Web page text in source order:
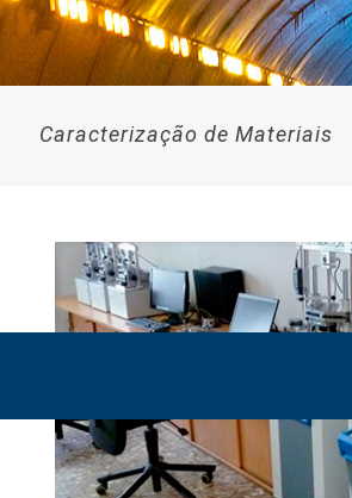
Caracterização de Materiais